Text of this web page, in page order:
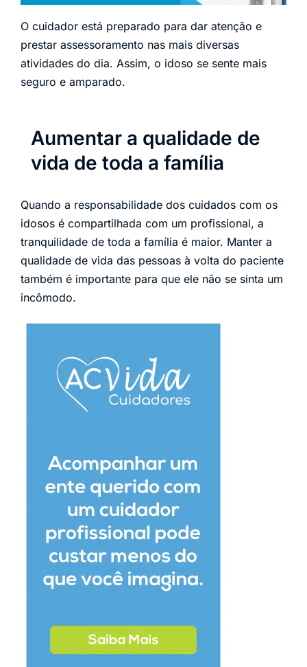
O cuidador está preparado para dar atenção e
prestar assessoramento nas mais diversas
atividades do dia. Assim, o idoso se sente mais
seguro e amparado.
Aumentar a qualidade de
vida de toda a família
Quando a responsabilidade dos cuidados com os
idosos é compartilhada com um profissional, a
tranquilidade de toda a família é maior. Manter a
qualidade de vida das pessoas à volta do paciente
também é importante para que ele não se sinta um
incômodo.